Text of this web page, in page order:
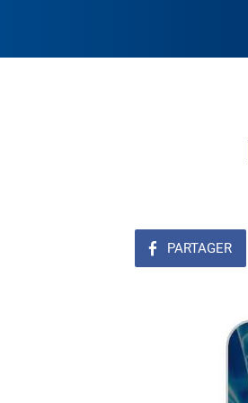
PARTAGER